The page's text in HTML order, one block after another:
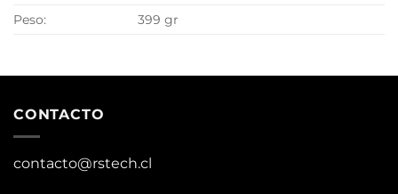
Peso:
399 gr
CONTACTO
contacto@rstech.cl